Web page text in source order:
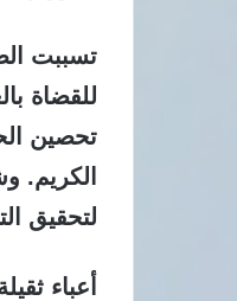
تسببت
للقضاة
تحصين
الكريم.
لتحقيق
أعباء